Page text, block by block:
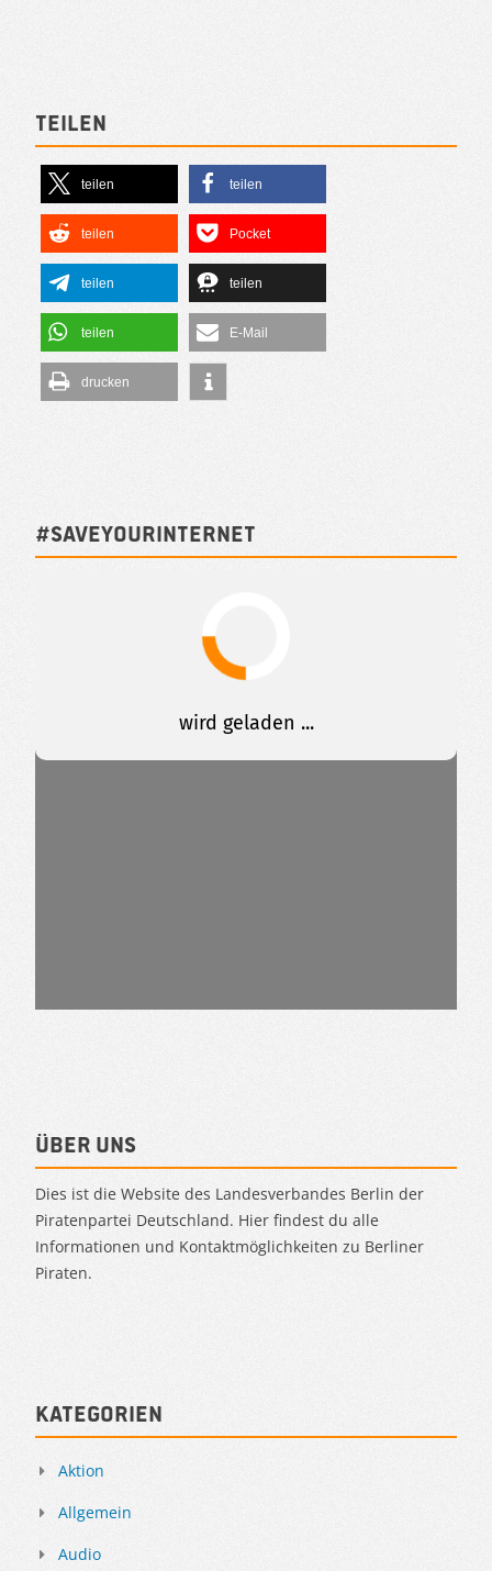
Teilen
teilen teilen
teilen Pocket
teilen teilen
teilen E-Mail
drucken
#SAVEYOURINTERNET
Über uns
Dies ist die Website des Landesverbandes Berlin der
Piratenpartei Deutschland. Hier findest du alle
Informationen und Kontaktmöglichkeiten zu Berliner
Piraten.
Kategorien
Aktion
Allgemein
Audio